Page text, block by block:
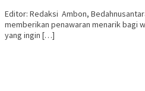
Editor: Redaksi Ambon,
memberikan penawaran menarik bagi
yang ingin […]